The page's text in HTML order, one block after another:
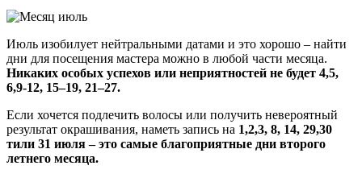
Июль изобилует нейтральными датами и это хорошо – найти
дни для посещения мастера можно в любой части месяца.
Никаких особых успехов или неприятностей не будет 4,5,
6,9-12, 15–19, 21–27.
Если хочется подлечить волосы или получить невероятный
результат окрашивания, наметь запись на 1,2,3, 8, 14, 29,30
тили 31 июля – это самые благоприятные дни второго
летнего месяца.